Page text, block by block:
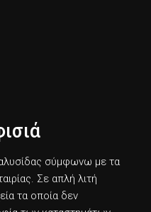
σύμφωνω με τα
Σε απλή λιτή
τα οποία δεν